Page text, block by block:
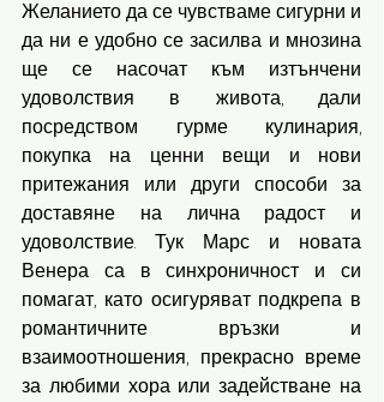
Желанието да се чувстваме сигурни и
да ни е удобно се засилва и мнозина
ще се насочат към изтънчени
удоволствия в живота, дали
посредством гурме кулинария,
покупка на ценни вещи и нови
притежания или други способи за
доставяне на лична радост и
удоволствие. Тук Марс и новата
Венера са в синхроничност и си
помагат, като осигуряват подкрепа в
романтичните връзки и
взаимоотношения, прекрасно време
за любими хора или задействане на